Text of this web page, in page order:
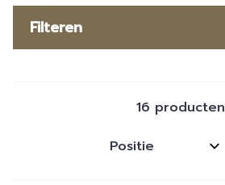
Filteren
16 producten
Sorteer op: